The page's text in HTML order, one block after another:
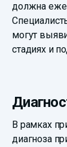
должна
могут
стадиях и
В рамках
диагноза